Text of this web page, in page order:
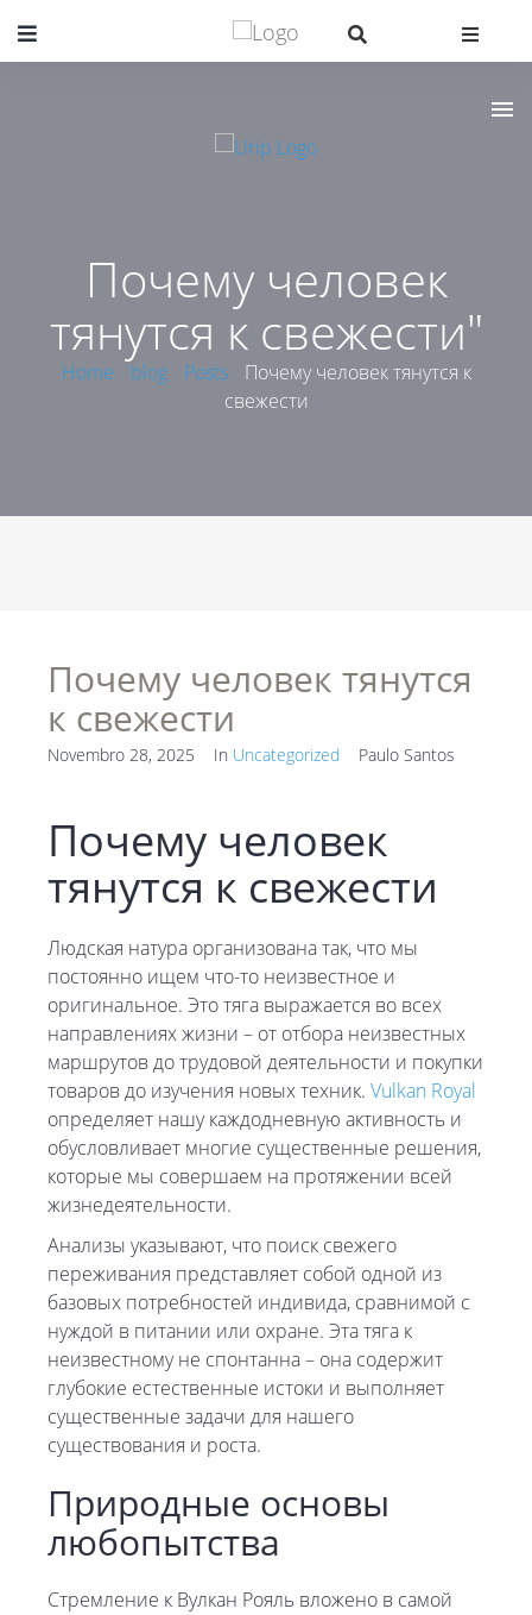
Почему человек
тянутся к свежести"
Home blog Posts
Почему человек тянутся к
свежести
Почему человек тянутся
к свежести
Novembro 28, 2025 In Uncategorized Paulo Santos
Почему человек
тянутся к свежести
Людская натура организована так, что мы
постоянно ищем что-то неизвестное и
оригинальное. Это тяга выражается во всех
направлениях жизни – от отбора неизвестных
маршрутов до трудовой деятельности и покупки
товаров до изучения новых техник. Vulkan Royal
определяет нашу каждодневную активность и
обусловливает многие существенные решения,
которые мы совершаем на протяжении всей
жизнедеятельности.
Анализы указывают, что поиск свежего
переживания представляет собой одной из
базовых потребностей индивида, сравнимой с
нуждой в питании или охране. Эта тяга к
неизвестному не спонтанна – она содержит
глубокие естественные истоки и выполняет
существенные задачи для нашего
существования и роста.
Природные основы
любопытства
Стремление к Вулкан Рояль вложено в самой